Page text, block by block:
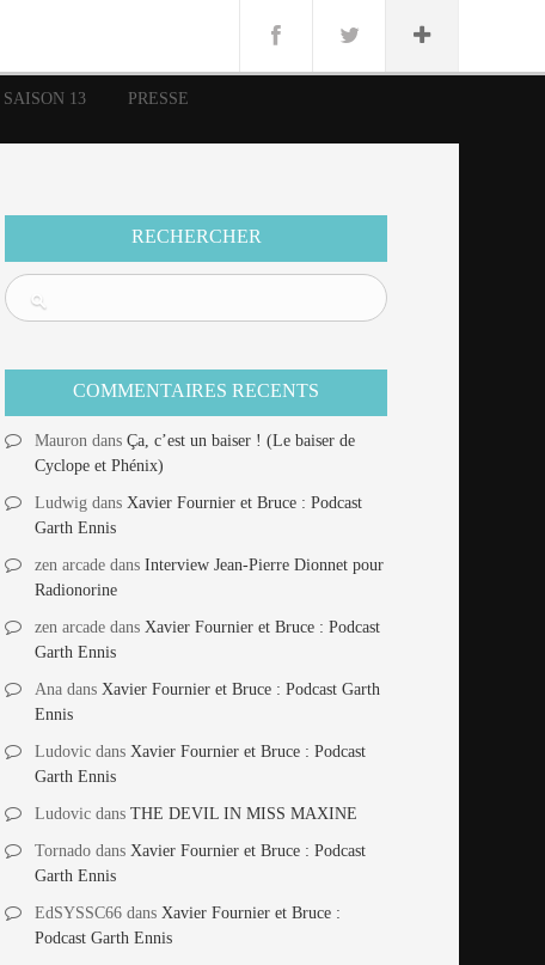
13 PRESSE
RECHERCHER
COMMENTAIRES RECENTS
Mauron dansÇa, c’est un baiser ! (Le baiser de
Cyclope et Phénix)
Ludwig dansXavier Fournier et Bruce : Podcast
Garth Ennis
zen arcade dansInterview Jean-Pierre Dionnet pour
Radionorine
zen arcade dansXavier Fournier et Bruce : Podcast
Garth Ennis
Ana dansXavier Fournier et Bruce : Podcast Garth
Ennis
Ludovic dansXavier Fournier et Bruce : Podcast
Garth Ennis
Ludovic dansTHE DEVIL IN MISS MAXINE
Tornado dansXavier Fournier et Bruce : Podcast
Garth Ennis
EdSYSSC66 dansXavier Fournier et Bruce :
Podcast Garth Ennis